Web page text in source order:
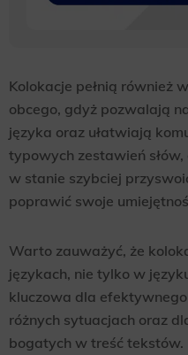
Kolokacje pełnią również
obcego, gdyż pozwalają
języka oraz ułatwiają
typowych zestawień
w stanie szybciej
poprawić swoje
Warto zauważyć, że
językach, nie tylko w
kluczowa dla
różnych sytuacjach oraz
bogatych w treść tekstów.